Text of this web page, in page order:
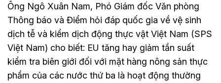
Ông Ngô Xuân Nam, Phó Giám đốc Văn phòng
Thông báo và Điểm hỏi đáp quốc gia về vệ sinh
dịch tễ và kiểm dịch động thực vật Việt Nam (SPS
Việt Nam) cho biết: EU tăng hay giảm tần suất
kiểm tra biên giới đối với mặt hàng nông sản thực
phẩm của các nước thứ ba là hoạt động thường